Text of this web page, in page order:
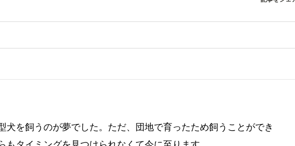
犬を飼うのが夢でした。ただ、団地で育ったため飼うことができ